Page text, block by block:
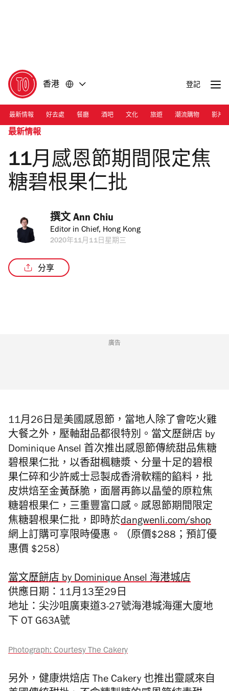
香港 登記
最新情報 好去處 餐廳 酒吧 文化 旅遊 潮流購物 影片
最新情報
11月感恩節期間限定焦
糖碧根果仁批
撰文 Ann Chiu
Editor in Chief, Hong Kong
2020年11月11日星期三
分享
廣告
11月26日是美國感恩節，當地人除了會吃火雞
大餐之外，壓軸甜品都很特別。 當文歷餅店 by
Dominique Ansel 首次推出感恩節傳統甜品焦糖
碧根果仁批，以香甜楓糖漿、分量十足的碧根
果仁碎和少許威士忌製成香滑軟糯的餡料，批
皮烘焙至金黃酥脆，面層再飾以晶瑩的原粒焦
糖碧根果仁，三重豐富口感。感恩節期間限定
焦糖碧根果仁批，即時於dangwenli.com/shop
網上訂購可享限時優惠。（原價$288；預訂優
惠價 $258）
當文歷餅店 by Dominique Ansel 海港城店
供應日期：11月13至29日
地址：尖沙咀廣東道3-27號海港城海運大廈地
下 OT G63A號
Photograph: Courtesy The Cakery
另外， 健康烘焙店 The Cakery 也推出靈感來自